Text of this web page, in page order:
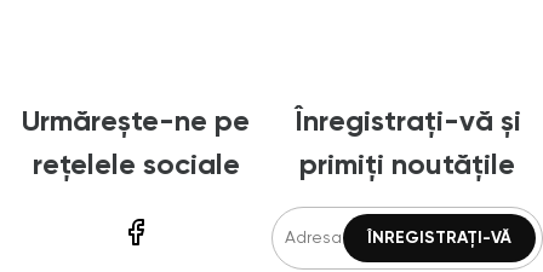
Urmărește-ne pe
rețelele sociale
Înregistrați-vă și
primiți noutățile